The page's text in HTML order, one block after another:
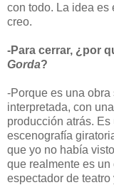
con todo. La idea es
creo.
-Para cerrar, ¿por
Gorda?
-Porque es una
interpretada, con
producción atrás.
escenografía
que yo no había
que realmente es un
espectador de